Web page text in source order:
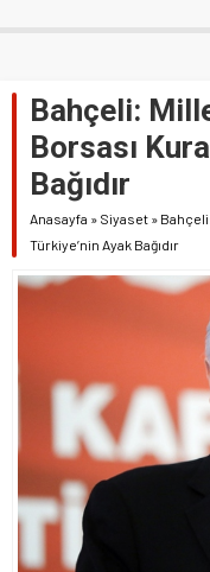
Bahçeli:
Borsası
Bağıdır
Anasayfa » Siyaset »
Türkiye’nin Ayak Bağıdır